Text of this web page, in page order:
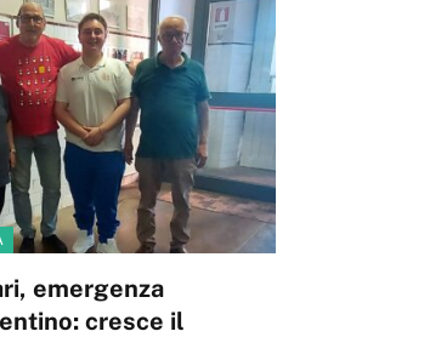
emergenza
cresce il